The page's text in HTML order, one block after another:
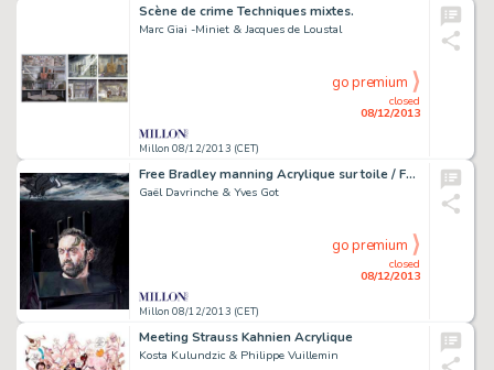
Scène de crime Techniques mixtes.
Marc Giai -Miniet & Jacques de Loustal
Millon 08/12/2013 (CET)
closed
08/12/2013
go premium
Free Bradley manning Acrylique sur toile / Format:
Gaël Davrinche & Yves Got
Millon 08/12/2013 (CET)
closed
08/12/2013
go premium
Meeting Strauss Kahnien Acrylique
Kosta Kulundzic & Philippe Vuillemin